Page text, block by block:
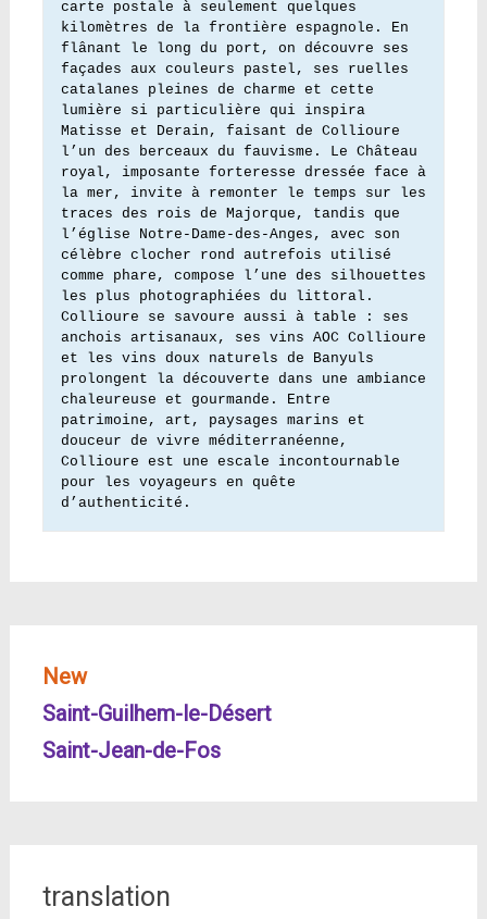
carte postale à seulement quelques
kilomètres de la frontière espagnole. En
flânant le long du port, on découvre ses
façades aux couleurs pastel, ses ruelles
catalanes pleines de charme et cette
lumière si particulière qui inspira
Matisse et Derain, faisant de Collioure
l’un des berceaux du fauvisme. Le Château
royal, imposante forteresse dressée face à
la mer, invite à remonter le temps sur les
traces des rois de Majorque, tandis que
l’église Notre-Dame-des-Anges, avec son
célèbre clocher rond autrefois utilisé
comme phare, compose l’une des silhouettes
les plus photographiées du littoral.
Collioure se savoure aussi à table : ses
anchois artisanaux, ses vins AOC Collioure
et les vins doux naturels de Banyuls
prolongent la découverte dans une ambiance
chaleureuse et gourmande. Entre
patrimoine, art, paysages marins et
douceur de vivre méditerranéenne,
Collioure est une escale incontournable
pour les voyageurs en quête
d’authenticité.
New
Saint-Guilhem-le-Désert
Saint-Jean-de-Fos
translation